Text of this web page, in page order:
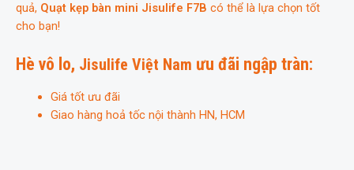
quả, Quạt kẹp bàn mini Jisulife F7B có thể là lựa chọn tốt
cho bạn!
Hè vô lo, Jisulife Việt Nam ưu đãi ngập tràn:
Giá tốt ưu đãi
Giao hàng hoả tốc nội thành HN, HCM